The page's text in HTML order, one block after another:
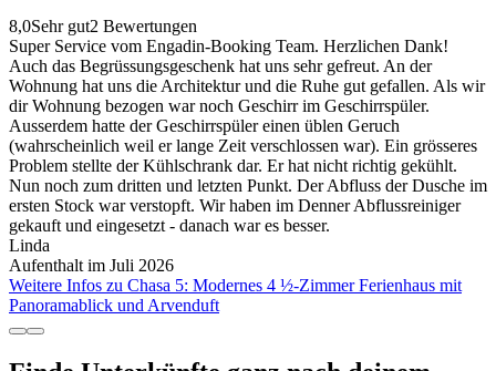
8,0Sehr gut2 Bewertungen
Super Service vom Engadin-Booking Team. Herzlichen Dank!
Auch das Begrüssungsgeschenk hat uns sehr gefreut. An der
Wohnung hat uns die Architektur und die Ruhe gut gefallen. Als wir
dir Wohnung bezogen war noch Geschirr im Geschirrspüler.
Ausserdem hatte der Geschirrspüler einen üblen Geruch
(wahrscheinlich weil er lange Zeit verschlossen war). Ein grösseres
Problem stellte der Kühlschrank dar. Er hat nicht richtig gekühlt.
Nun noch zum dritten und letzten Punkt. Der Abfluss der Dusche im
ersten Stock war verstopft. Wir haben im Denner Abflussreiniger
gekauft und eingesetzt - danach war es besser.
Linda
Aufenthalt im Juli 2026
Weitere Infos zu Chasa 5: Modernes 4 ½-Zimmer Ferienhaus mit
Panoramablick und Arvenduft